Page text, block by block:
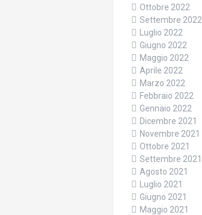
Ottobre 2022
Settembre 2022
Luglio 2022
Giugno 2022
Maggio 2022
Aprile 2022
Marzo 2022
Febbraio 2022
Gennaio 2022
Dicembre 2021
Novembre 2021
Ottobre 2021
Settembre 2021
Agosto 2021
Luglio 2021
Giugno 2021
Maggio 2021